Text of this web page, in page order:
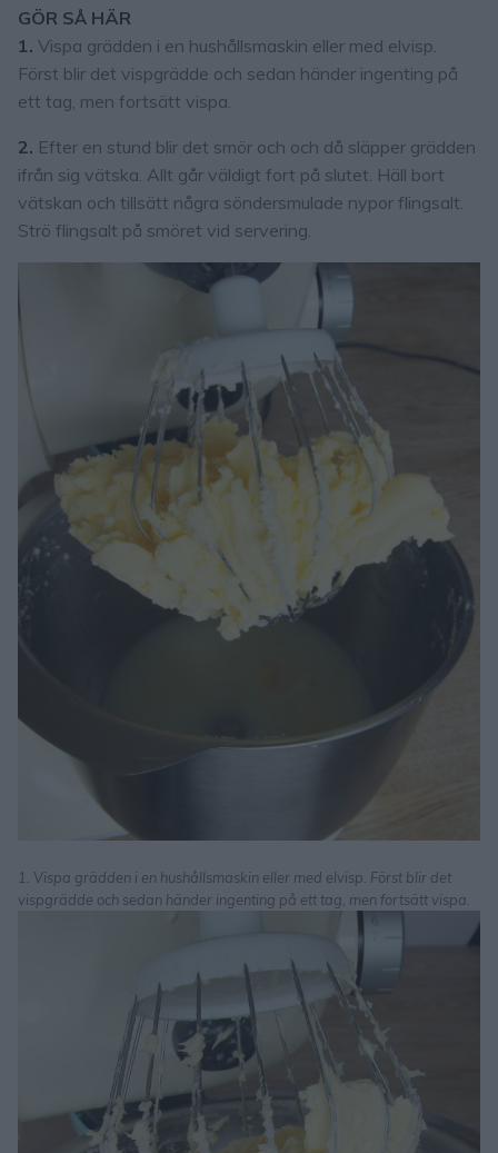
GÖR SÅ HÄR
1. Vispa grädden i en hushållsmaskin eller med elvisp.
Först blir det vispgrädde och sedan händer ingenting på
ett tag, men fortsätt vispa.
2. Efter en stund blir det smör och och då släpper grädden
ifrån sig vätska. Allt går väldigt fort på slutet. Häll bort
vätskan och tillsätt några söndersmulade nypor flingsalt.
Strö flingsalt på smöret vid servering.
1. Vispa grädden i en hushållsmaskin eller med elvisp. Först blir det
vispgrädde och sedan händer ingenting på ett tag, men fortsätt vispa.